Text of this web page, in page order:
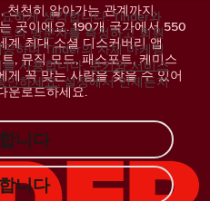
천천히 알아가는 관계까지.
곳이에요. 190개 국가에서 550
계 최대 소셜 디스커버리 앱
, 뮤직 모드, 패스포트, 케미스
게 꼭 맞는 사람을 찾을 수 있어
운로드하세요.
하게 생각합니다. Tinder와
의 방문자를 측정하고 회원
하며 Tinder의 자체 마케팅
사용합니다. 쿠키와 서비스
인하세요. 설정에서 언제든지
니다
니다